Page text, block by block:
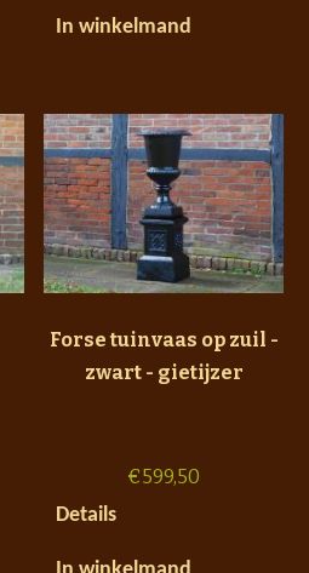
In winkelmand
Forse tuinvaas op zuil -
zwart - gietijzer
€599,50
Details